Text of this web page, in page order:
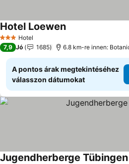
3 Kategória
Hotel
Hotel Loewen
7,9 Jó 1685
A pontos árak megtekintéséhez
válasszon dátumokat
Jugendherberge Tübingen